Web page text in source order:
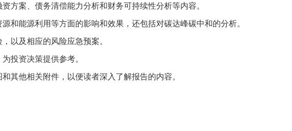
方案、债务清偿能力分析和财务可持续性分析等内容。
和能源利用等方面的影响和效果，还包括对碳达峰碳中和的分析。
以及相应的风险应急预案。
投资决策提供参考。
其他相关附件，以便读者深入了解报告的内容。